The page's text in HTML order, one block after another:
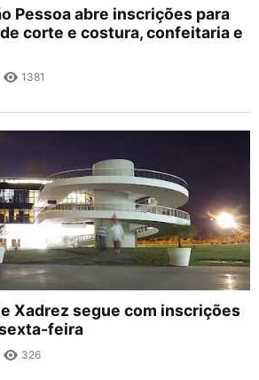
Pessoa abre inscrições para
corte e costura, confeitaria e
1381
Xadrez segue com inscrições
feira
326